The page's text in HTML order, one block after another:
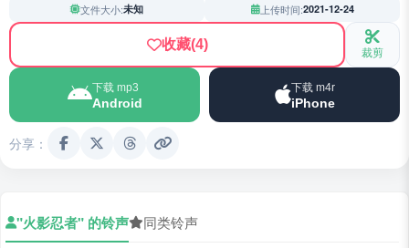
文件大小:未知 上传时间:2021-12-24
收藏(4) 裁剪
下载 mp3
Android
下载 m4r
iPhone
分享：
"火影忍者" 的铃声 同类铃声